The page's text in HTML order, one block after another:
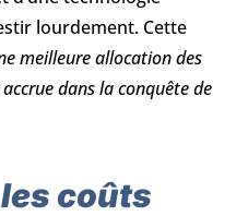
lourdement. Cette
meilleure allocation des
dans la conquête de
coûts